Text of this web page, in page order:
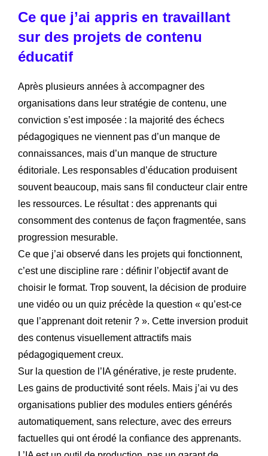
Ce que j’ai appris en travaillant
sur des projets de contenu
éducatif
Après plusieurs années à accompagner des
organisations dans leur stratégie de contenu, une
conviction s’est imposée : la majorité des échecs
pédagogiques ne viennent pas d’un manque de
connaissances, mais d’un manque de structure
éditoriale. Les responsables d’éducation produisent
souvent beaucoup, mais sans fil conducteur clair entre
les ressources. Le résultat : des apprenants qui
consomment des contenus de façon fragmentée, sans
progression mesurable.
Ce que j’ai observé dans les projets qui fonctionnent,
c’est une discipline rare : définir l’objectif avant de
choisir le format. Trop souvent, la décision de produire
une vidéo ou un quiz précède la question « qu’est-ce
que l’apprenant doit retenir ? ». Cette inversion produit
des contenus visuellement attractifs mais
pédagogiquement creux.
Sur la question de l’IA générative, je reste prudente.
Les gains de productivité sont réels. Mais j’ai vu des
organisations publier des modules entiers générés
automatiquement, sans relecture, avec des erreurs
factuelles qui ont érodé la confiance des apprenants.